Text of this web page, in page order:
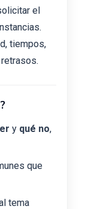
el
tiempos,
y qué no,
que
tema